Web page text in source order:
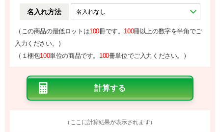
名入れ方法
（ この商品の最低ロットは100冊です。 100冊以上の数字を半角でご
入力ください。
）
（ １梱包100単位の商品です。 100冊単位でご入力ください。 ）
（ここに計算結果が表示されます）